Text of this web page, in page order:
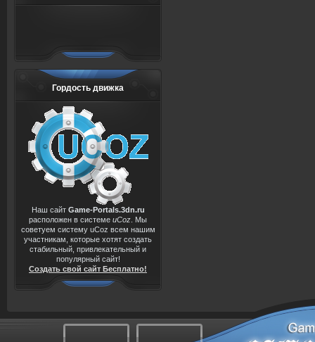
Гордость движка
Наш сайт Game-Portals.3dn.ru
расположен в системе uCoz . Мы
советуем систему uCoz всем нашим
участникам, которые хотят создать
стабильный, привлекательный и
популярный сайт!
Создать свой сайт Бесплатно!